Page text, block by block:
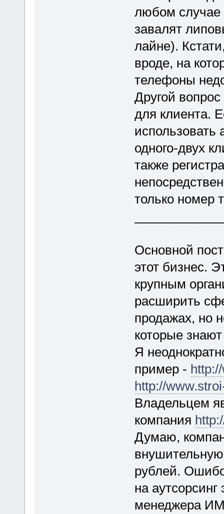
любом случае
завалят
лайне).
вроде, на
телефоны
Другой
для клиента.
использовать
одного-двух
также
только номер
Основной
этот бизнес.
крупным
расширить
продажах, но
которые
Я
пример -
http://
Владельцем
компания
Думаю,
рублей.
на
менеджера